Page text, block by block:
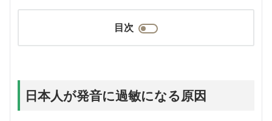
目次
日本人が発音に過敏になる原因